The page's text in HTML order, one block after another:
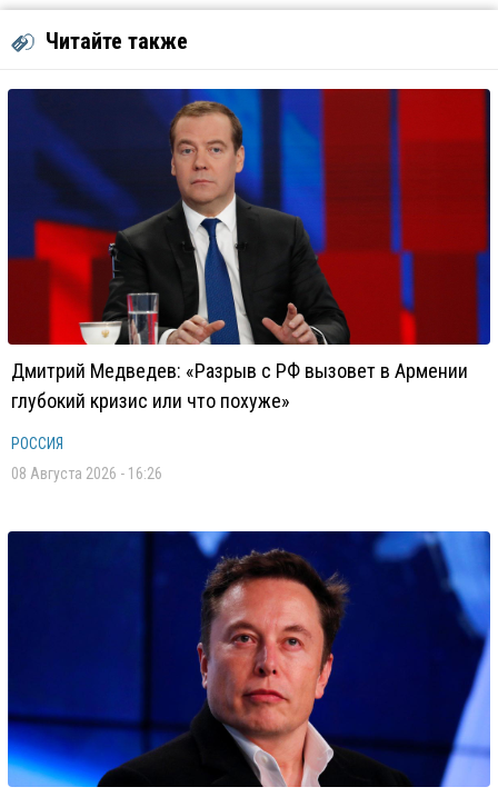
Читайте также
Дмитрий Медведев: «Разрыв с РФ вызовет в Армении
глубокий кризис или что похуже»
РОССИЯ
08 Августа 2026 - 16:26